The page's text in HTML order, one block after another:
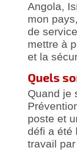
Angola,
mon
de
mettre à
et la
Quels
Quand je
poste et
défi a été
travail